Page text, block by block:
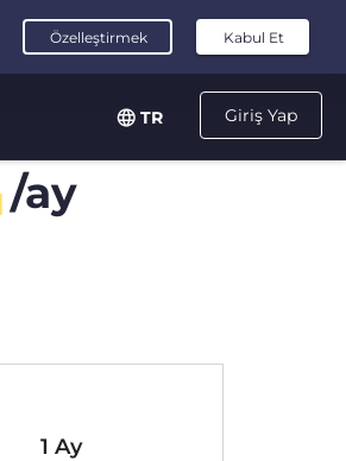
Giriş Yap
TR
ay
1 Ay